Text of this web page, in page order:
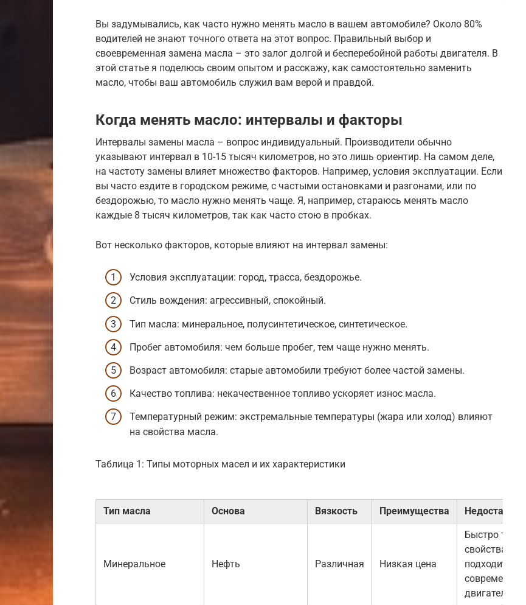
Вы задумывались, как часто нужно менять масло в вашем автомобиле? Около 80%
водителей не знают точного ответа на этот вопрос. Правильный выбор и
своевременная замена масла – это залог долгой и бесперебойной работы двигателя. В
этой статье я поделюсь своим опытом и расскажу, как самостоятельно заменить
масло, чтобы ваш автомобиль служил вам верой и правдой.
Когда менять масло: интервалы и факторы
Интервалы замены масла – вопрос индивидуальный. Производители обычно
указывают интервал в 10-15 тысяч километров, но это лишь ориентир. На самом деле,
на частоту замены влияет множество факторов. Например, условия эксплуатации. Если
вы часто ездите в городском режиме, с частыми остановками и разгонами, или по
бездорожью, то масло нужно менять чаще. Я, например, стараюсь менять масло
каждые 8 тысяч километров, так как часто стою в пробках.
Вот несколько факторов, которые влияют на интервал замены:
Условия эксплуатации: город, трасса, бездорожье.
Стиль вождения: агрессивный, спокойный.
Тип масла: минеральное, полусинтетическое, синтетическое.
Пробег автомобиля: чем больше пробег, тем чаще нужно менять.
Возраст автомобиля: старые автомобили требуют более частой замены.
Качество топлива: некачественное топливо ускоряет износ масла.
Температурный режим: экстремальные температуры (жара или холод) влияют
на свойства масла.
Таблица 1: Типы моторных масел и их характеристики
Тип масла Основа Вязкость Преимущества Недостатки
Минеральное Нефть Различная Низкая цена
Быстро теряет
свойства, не
подходит для
современных
двигателей